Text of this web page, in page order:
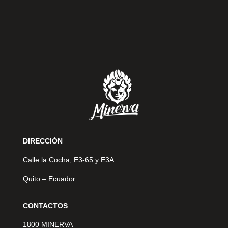
DIRECCIÓN
Calle la Cocha, E3-65 y E3A
Quito – Ecuador
CONTACTOS
1800 MINERVA